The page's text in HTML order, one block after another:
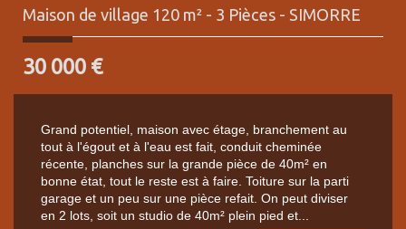
Maison de village 120 m² - 3 Pièces - SIMORRE
30 000 €
Grand potentiel, maison avec étage, branchement au
tout à l'égout et à l'eau est fait, conduit cheminée
récente, planches sur la grande pièce de 40m² en
bonne état, tout le reste est à faire. Toiture sur la parti
garage et un peu sur une pièce refait. On peut diviser
en 2 lots, soit un studio de 40m² plein pied et...